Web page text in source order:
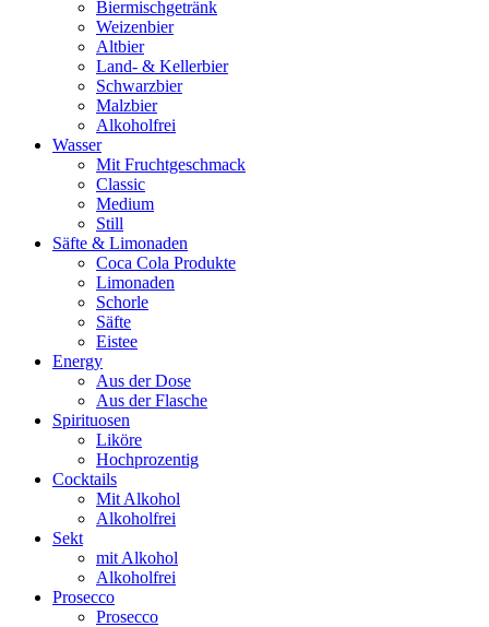
Biermischgetränk
Weizenbier
Altbier
Land- & Kellerbier
Schwarzbier
Malzbier
Alkoholfrei
Wasser
Mit Fruchtgeschmack
Classic
Medium
Still
Säfte & Limonaden
Coca Cola Produkte
Limonaden
Schorle
Säfte
Eistee
Energy
Aus der Dose
Aus der Flasche
Spirituosen
Liköre
Hochprozentig
Cocktails
Mit Alkohol
Alkoholfrei
Sekt
mit Alkohol
Alkoholfrei
Prosecco
Prosecco